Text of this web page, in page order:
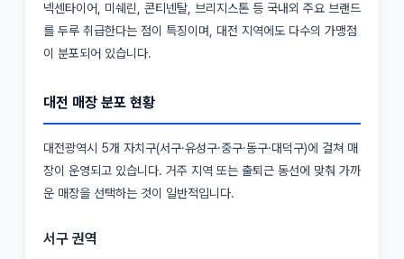
넥센타이어, 미쉐린, 콘티넨탈, 브리지스톤 등 국내외 주요 브랜드
를 두루 취급한다는 점이 특징이며, 대전 지역에도 다수의 가맹점
이 분포되어 있습니다.
대전 매장 분포 현황
대전광역시 5개 자치구(서구·유성구·중구·동구·대덕구)에 걸쳐 매
장이 운영되고 있습니다. 거주 지역 또는 출퇴근 동선에 맞춰 가까
운 매장을 선택하는 것이 일반적입니다.
서구 권역